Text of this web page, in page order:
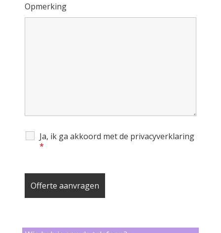
Opmerking
Ja, ik ga akkoord met de privacyverklaring
*